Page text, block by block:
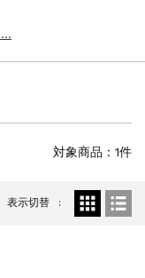
対象商品：1件
表示切替